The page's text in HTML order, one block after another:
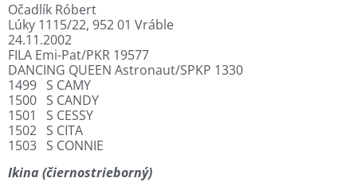
Očadlík Róbert
Lúky 1115/22, 952 01 Vráble
24.11.2002
FILA Emi-Pat/PKR 19577
DANCING QUEEN Astronaut/SPKP 1330
1499 S CAMY
1500 S CANDY
1501 S CESSY
1502 S CITA
1503 S CONNIE
Ikina (čiernostrieborný)